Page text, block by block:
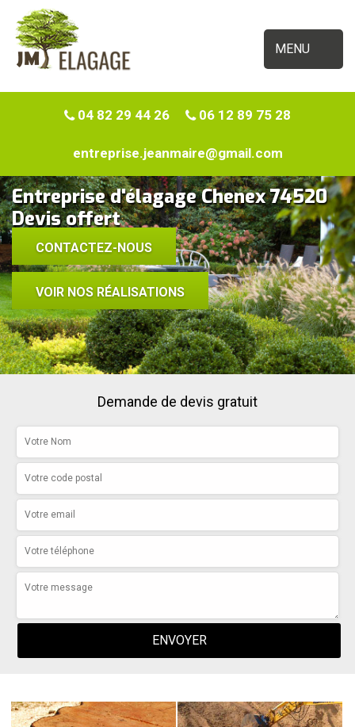
MENU
04 82 29 44 26 06 12 89 75 28
entreprise.jeanmaire@gmail.com
Entreprise d'élagage Chenex 74520
Devis offert
CONTACTEZ-NOUS
VOIR NOS RÉALISATIONS
Demande de devis gratuit